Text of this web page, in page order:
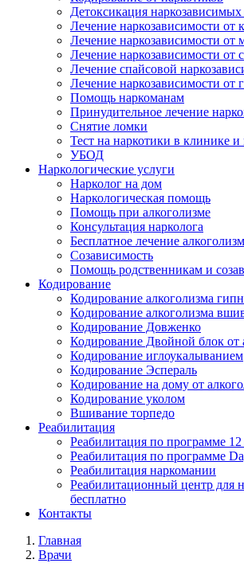
Детоксикация
Лечение наркозависимости от
Лечение наркозависимости от
Лечение наркозависимости от
Лечение спайсовой
Лечение наркозависимости от
Помощь наркоманам
Принудительное лечение
Снятие ломки
Тест на наркотики в клинике
УБОД
Наркологические услуги
Нарколог на дом
Наркологическая помощь
Помощь при алкоголизме
Консультация нарколога
Бесплатное лечение
Созависимость
Помощь родственникам и
Кодирование
Кодирование алкоголизма
Кодирование алкоголизма
Кодирование Довженко
Кодирование Двойной блок от
Кодирование иглоукалыванием
Кодирование Эспераль
Кодирование на дому от
Кодирование уколом
Вшивание торпедо
Реабилитация
Реабилитация по программе
Реабилитация по программе
Реабилитация наркомании
Реабилитационный центр для
бесплатно
Контакты
Главная
Врачи